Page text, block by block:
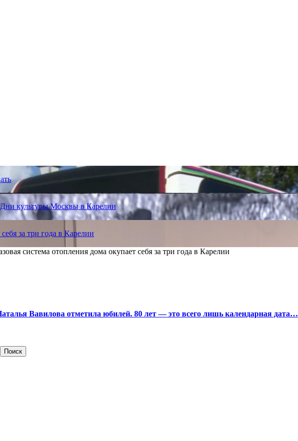
Дни культуры Москвы в Карелии
за три года в Карелии
система отопления дома окупает себя за три года в Карелии
Вавилова отметила юбилей. 80 лет — это всего лишь календарная дата…